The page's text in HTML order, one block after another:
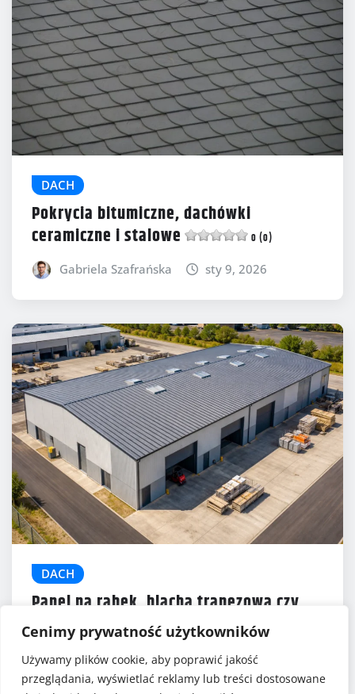
Cenimy prywatność użytkowników
Używamy plików cookie, aby poprawić jakość
przeglądania, wyświetlać reklamy lub treści dostosowane
DACH
Pokrycia bitumiczne, dachówki
ceramiczne i stalowe
0 (0)
Gabriela Szafrańska sty 9, 2026
DACH
Panel na rąbek, blacha trapezowa czy
blachodachówka?
5 (1)
Gabriela Szafrańska gru 19, 2025